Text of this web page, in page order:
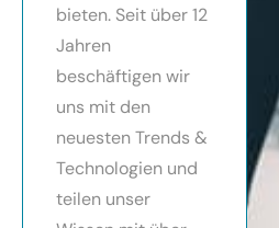
bieten. Seit über 12
Jahren
beschäftigen wir
uns mit den
neuesten Trends &
Technologien und
teilen unser